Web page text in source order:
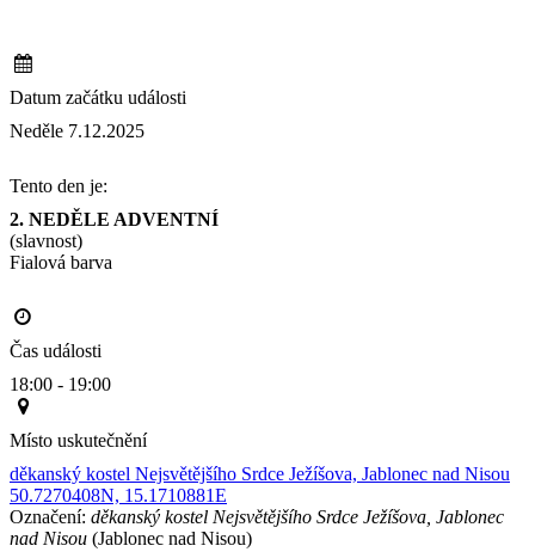
Datum začátku události
Neděle 7.12.2025
Tento den je:
2. NEDĚLE ADVENTNÍ
(slavnost)
Fialová barva
Čas události
18:00 - 19:00
Místo uskutečnění
děkanský kostel Nejsvětějšího Srdce Ježíšova, Jablonec nad Nisou
50.7270408N, 15.1710881E
Označení: děkanský kostel Nejsvětějšího Srdce Ježíšova, Jablonec
nad Nisou (Jablonec nad Nisou)